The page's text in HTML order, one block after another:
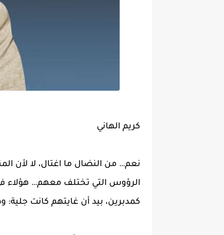
كريم الهاني
نعم… من النضال ما اغتال، لا لأن
الرؤوس التي تختلف معهم… هؤلاء
كمدبرين، بيد أن غايتهم كانت